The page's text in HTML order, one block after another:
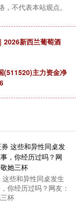
不代表本站观点。
2026新西兰葡萄酒
(511520)主力资金净
这些和异性同桌发生
你经历过吗？网友：
杯